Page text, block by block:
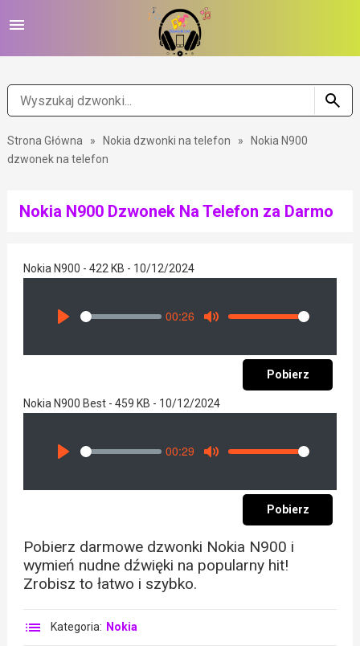
Strona Główna » Nokia dzwonki na telefon »
Nokia N900
dzwonek na telefon
Nokia N900 Dzwonek Na Telefon za Darmo
Nokia N900 - 422 KB - 10/12/2024
Seek
00:26
Volume
Pobierz
Nokia N900 Best - 459 KB - 10/12/2024
Seek
00:29
Volume
Pobierz
Pobierz darmowe dzwonki Nokia N900 i
wymień nudne dźwięki na popularny hit!
Zrobisz to łatwo i szybko.
Kategoria: Nokia